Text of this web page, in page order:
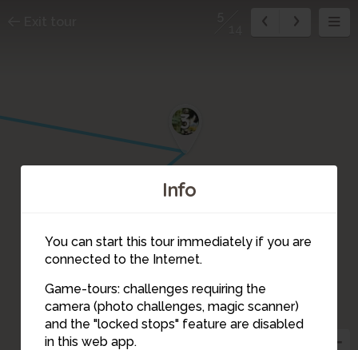
Info
You can start this tour immediately if you are
connected to the Internet.
Game-tours: challenges requiring the
camera (photo challenges, magic scanner)
and the "locked stops" feature are disabled
in this web app.
5
3